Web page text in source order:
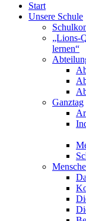
Start
Unsere Schule
„Lions-
lernen“
Ganztag